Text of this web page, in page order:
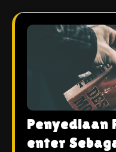
Penyediaan
enter